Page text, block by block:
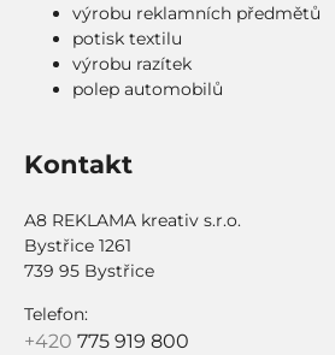
výrobu reklamních předmětů
potisk textilu
výrobu razítek
polep automobilů
Kontakt
A8 REKLAMA kreativ s.r.o.
Bystřice 1261
739 95 Bystřice
Telefon:
+420 775 919 800